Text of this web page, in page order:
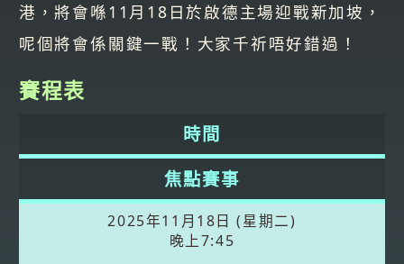
港，將會喺11月18日於啟德主場迎戰新加坡，
呢個將會係關鍵一戰！大家千祈唔好錯過！
賽程表
時間
焦點賽事
2025年11月18日 (星期二)
晚上7:45